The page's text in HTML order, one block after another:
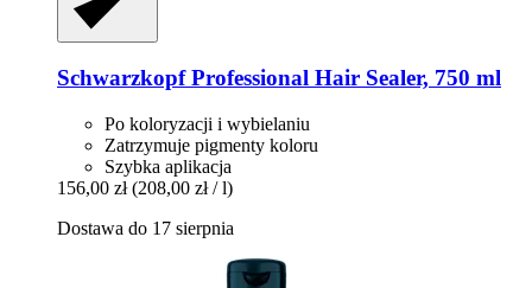
Schwarzkopf Professional Hair Sealer, 750 ml
Po koloryzacji i wybielaniu
Zatrzymuje pigmenty koloru
Szybka aplikacja
156,00 zł (208,00 zł / l)
Dostawa do 17 sierpnia